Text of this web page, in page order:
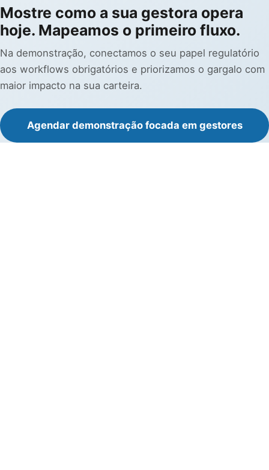
Mostre como a sua gestora opera
hoje. Mapeamos o primeiro fluxo.
Na demonstração, conectamos o seu papel regulatório
aos workflows obrigatórios e priorizamos o gargalo com
maior impacto na sua carteira.
Agendar demonstração focada em gestores